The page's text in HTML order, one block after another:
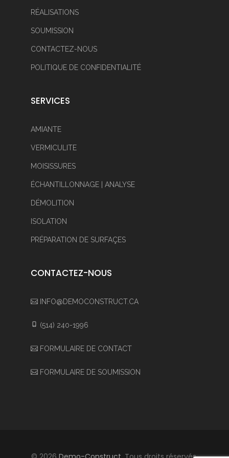
RÉALISATIONS
SOUMISSION
CONTACTEZ-NOUS
POLITIQUE DE CONFIDENTIALITÉ
SERVICES
AMIANTE
VERMICULITE
MOISISSURES
ÉCHANTILLONNAGE | ANALYSE
DÉMOLITION
ISOLATION
PRÉPARATION DE SURFAÇES
CONTACTEZ-NOUS
INFO@DEMOCONSTRUCT.CA
(514) 240-1996
FORMULAIRE DE CONTACT
FORMULAIRE DE SOUMISSION